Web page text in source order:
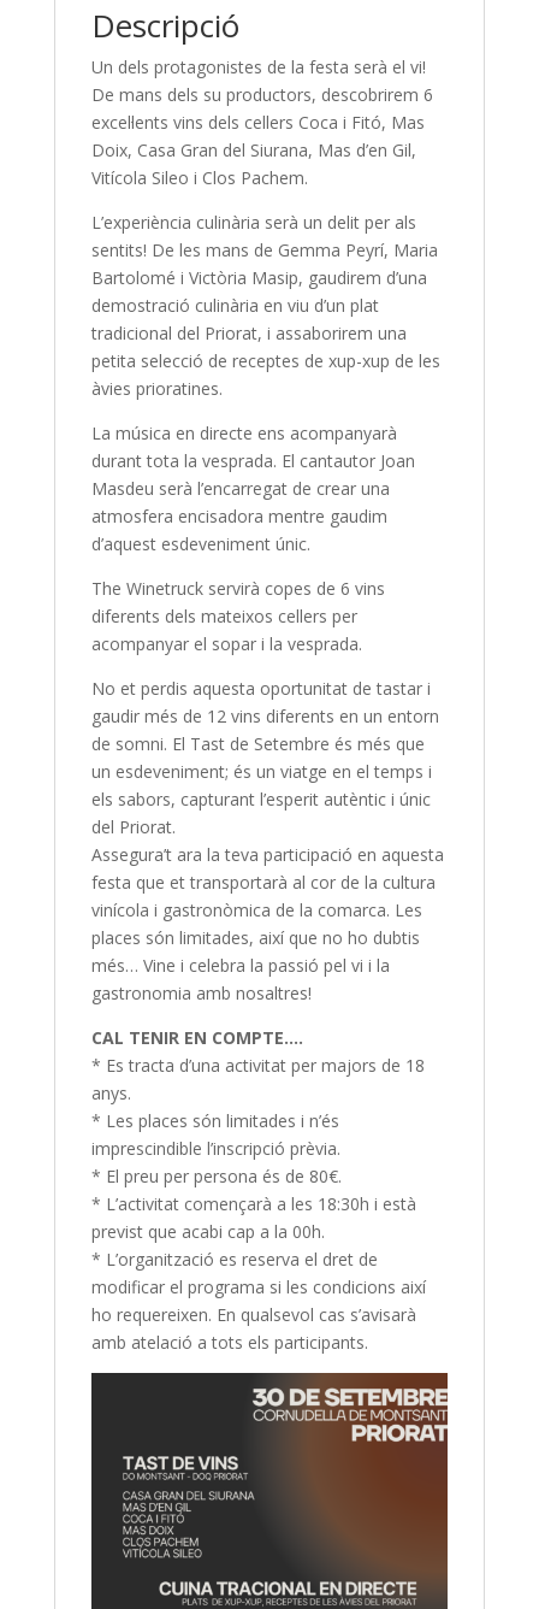
Descripció
Un dels protagonistes de la festa serà el vi!
De mans dels su productors, descobrirem 6
excel·lents vins dels cellers Coca i Fitó, Mas
Doix, Casa Gran del Siurana, Mas d’en Gil,
Vitícola Sileo i Clos Pachem.
L’experiència culinària serà un delit per als
sentits! De les mans de Gemma Peyrí, Maria
Bartolomé i Victòria Masip, gaudirem d’una
demostració culinària en viu d’un plat
tradicional del Priorat, i assaborirem una
petita selecció de receptes de xup-xup de les
àvies prioratines.
La música en directe ens acompanyarà
durant tota la vesprada. El cantautor Joan
Masdeu serà l’encarregat de crear una
atmosfera encisadora mentre gaudim
d’aquest esdeveniment únic.
The Winetruck servirà copes de 6 vins
diferents dels mateixos cellers per
acompanyar el sopar i la vesprada.
No et perdis aquesta oportunitat de tastar i
gaudir més de 12 vins diferents en un entorn
de somni. El Tast de Setembre és més que
un esdeveniment; és un viatge en el temps i
els sabors, capturant l’esperit autèntic i únic
del Priorat.
Assegura’t ara la teva participació en aquesta
festa que et transportarà al cor de la cultura
vinícola i gastronòmica de la comarca. Les
places són limitades, així que no ho dubtis
més… Vine i celebra la passió pel vi i la
gastronomia amb nosaltres!
CAL TENIR EN COMPTE….
* Es tracta d’una activitat per majors de 18
anys.
* Les places són limitades i n’és
imprescindible l’inscripció prèvia.
* El preu per persona és de 80€.
* L’activitat començarà a les 18:30h i està
previst que acabi cap a la 00h.
* L’organització es reserva el dret de
modificar el programa si les condicions així
ho requereixen. En qualsevol cas s’avisarà
amb atelació a tots els participants.